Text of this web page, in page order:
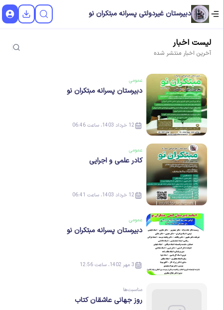
دبیرستان غیردولتی پسرانه مبتکران نو
لیست اخبار
آخرین اخبار منتشر شده
عمومی
دبیرستان پسرانه مبتکران نو
12 خرداد 1403، ساعت 06:46
عمومی
کادر علمی و اجرایی
12 خرداد 1403، ساعت 06:41
عمومی
دبیرستان پسرانه مبتکران نو
3 مهر 1402، ساعت 12:56
مناسبت‌ها
روز جهانی عاشقان کتاب